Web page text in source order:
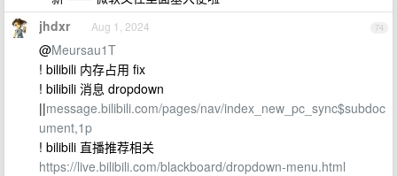
74
jhdxr Aug 1, 2024
@Meursau1T
! bilibili 内存占用 fix
! bilibili 消息 dropdown
||message.bilibili.com/pages/nav/index_new_pc_sync$subdoc
ument,1p
! bilibili 直播推荐相关
https://live.bilibili.com/blackboard/dropdown-menu.html